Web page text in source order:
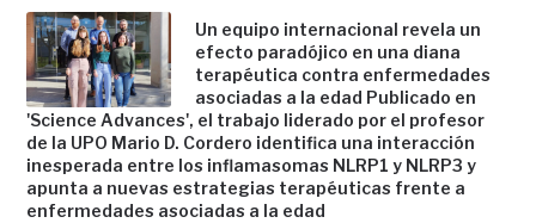
Un equipo internacional revela un
efecto paradójico en una diana
terapéutica contra enfermedades
asociadas a la edad Publicado en
'Science Advances', el trabajo liderado por el profesor
de la UPO Mario D. Cordero identifica una interacción
inesperada entre los inflamasomas NLRP1 y NLRP3 y
apunta a nuevas estrategias terapéuticas frente a
enfermedades asociadas a la edad